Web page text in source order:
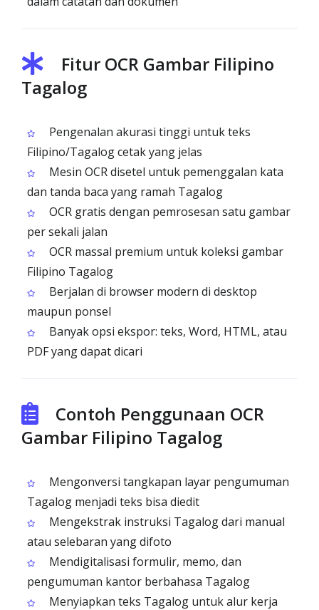
Fitur OCR Gambar Filipino
Tagalog
Pengenalan akurasi tinggi untuk teks
Filipino/Tagalog cetak yang jelas
Mesin OCR disetel untuk pemenggalan kata
dan tanda baca yang ramah Tagalog
OCR gratis dengan pemrosesan satu gambar
per sekali jalan
OCR massal premium untuk koleksi gambar
Filipino Tagalog
Berjalan di browser modern di desktop
maupun ponsel
Banyak opsi ekspor: teks, Word, HTML, atau
PDF yang dapat dicari
Contoh Penggunaan OCR
Gambar Filipino Tagalog
Mengonversi tangkapan layar pengumuman
Tagalog menjadi teks bisa diedit
Mengekstrak instruksi Tagalog dari manual
atau selebaran yang difoto
Mendigitalisasi formulir, memo, dan
pengumuman kantor berbahasa Tagalog
Menyiapkan teks Tagalog untuk alur kerja